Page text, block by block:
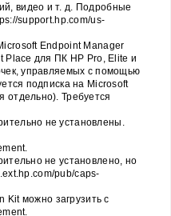
видео и т. д. Подробные
support.hp.com/us-
Endpoint Manager
Place для ПК HP Pro, Elite и
управляемых с помощью
подписка на Microsoft
отдельно). Требуется
не установлены.
не установлено, но
pub/caps-
можно загрузить с